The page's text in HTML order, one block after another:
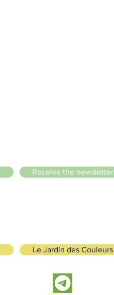
Receive the newsletter
Le Jardin des Couleurs